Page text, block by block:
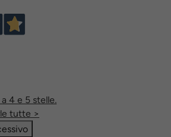
4 e 5 stelle.
tutte >